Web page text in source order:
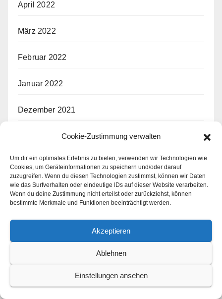
Cookie-Zustimmung verwalten
Um dir ein optimales Erlebnis zu bieten, verwenden wir Technologien wie
Cookies, um Geräteinformationen zu speichern und/oder darauf
zuzugreifen. Wenn du diesen Technologien zustimmst, können wir Daten
wie das Surfverhalten oder eindeutige IDs auf dieser Website verarbeiten.
Wenn du deine Zustimmung nicht erteilst oder zurückziehst, können
bestimmte Merkmale und Funktionen beeinträchtigt werden.
Akzeptieren
Ablehnen
Einstellungen ansehen
April 2022
März 2022
Februar 2022
Januar 2022
Dezember 2021
November 2021
März 2019
Schlagwörter
1/72 1/144
Arma Hobby
Diorama Eduard England Figuren